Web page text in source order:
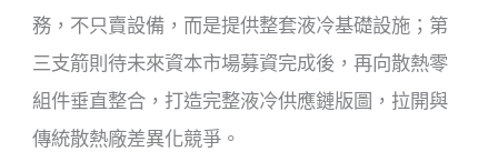
務，不只賣設備，而是提供整套液冷基礎設施；第
三支箭則待未來資本市場募資完成後，再向散熱零
組件垂直整合，打造完整液冷供應鏈版圖，拉開與
傳統散熱廠差異化競爭。